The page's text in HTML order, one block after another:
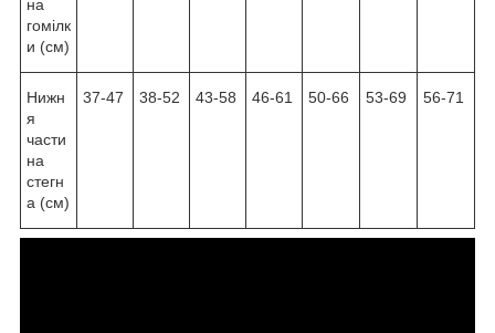
на
гомілк
и (см)
Нижн
я
части
на
стегн
а (см)
37-47 38-52 43-58 46-61 50-66 53-69 56-71